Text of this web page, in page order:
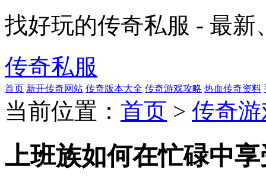
找好玩的传奇私服 - 最
传奇私服
首页 新开传奇网站 传奇版本大全 传奇游戏攻略 热血传奇资料
当前位置： 首页 > 传奇
上班族如何在忙碌中